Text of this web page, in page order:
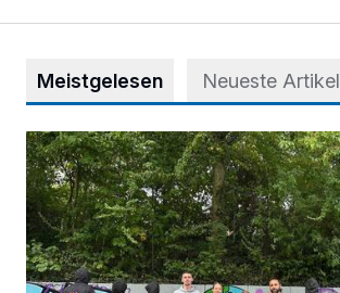
Meistgelesen Neueste Artikel
Aus Grau wird Haltung